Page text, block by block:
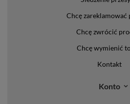
Chcę zareklamować
Chcę zwrócić
Chcę wymienić
Kontakt
Konto